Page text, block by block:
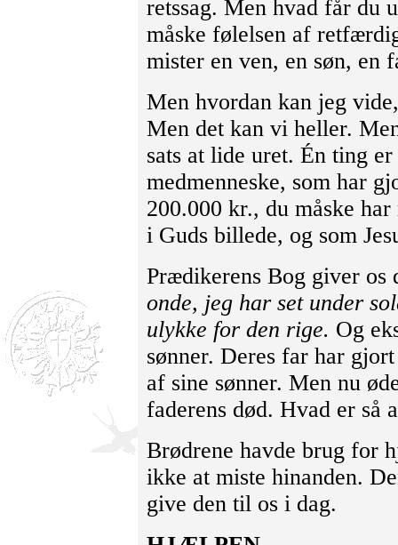
retssag. Men hvad får du
måske følelsen af
mister en ven, en søn,
Men hvordan kan jeg
Men det kan vi heller.
sats at lide uret. Én ting
medmenneske, som har
200.000 kr., du måske
i Guds billede, og som
Prædikerens Bog giver os
onde, jeg har set under
ulykke for den rige. Og
sønner. Deres far har
af sine sønner. Men nu
faderens død. Hvad er så
Brødrene havde brug for
ikke at miste hinanden.
give den til os i dag.